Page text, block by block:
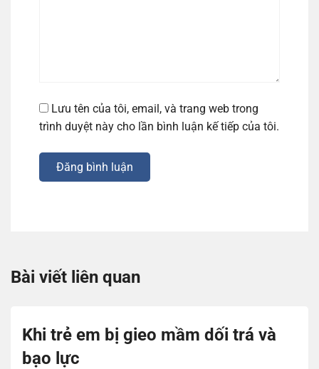
Lưu tên của tôi, email, và trang web trong
trình duyệt này cho lần bình luận kế tiếp của tôi.
Đăng bình luận
Bài viết liên quan
Khi trẻ em bị gieo mầm dối trá và
bạo lực